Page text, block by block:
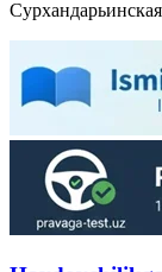
Сурхандарьинская